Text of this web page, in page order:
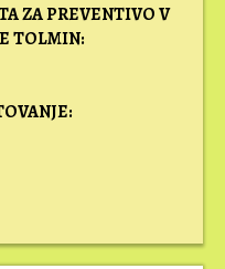
ZA PREVENTIVO V
TOLMIN: